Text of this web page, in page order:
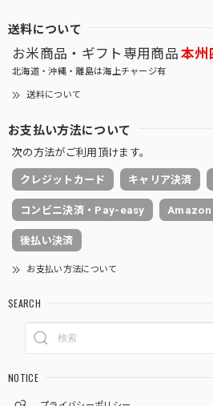
送料について
お米商品・ギフト専用商品 本州
北海道・沖縄・離島は海上チャージ有
送料について
お支払い方法について
次の方法がご利用頂けます。
クレジットカード キャリア決済
コンビニ決済・Pay-easy Amazon
後払い決済
お支払い方法について
SEARCH
NOTICE